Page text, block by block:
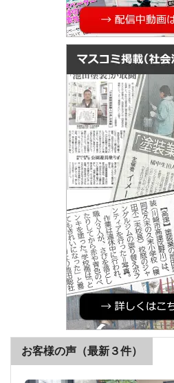
お客様の声（最新３件）